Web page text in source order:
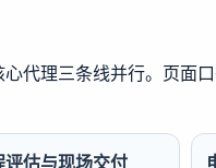
代理三条线并行。页面口
评估与现场交付